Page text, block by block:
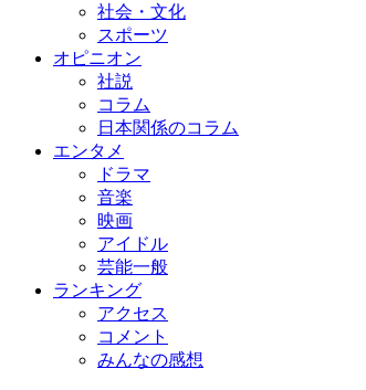
社会・文化
スポーツ
オピニオン
社説
コラム
日本関係のコラム
エンタメ
ドラマ
音楽
映画
アイドル
芸能一般
ランキング
アクセス
コメント
みんなの感想